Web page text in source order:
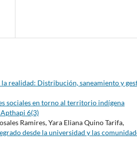
realidad: Distribución, saneamiento y
sociales en torno al territorio indígena
6(3)
Ramires, Yara Eliana Quino Tarifa,
desde la universidad y las